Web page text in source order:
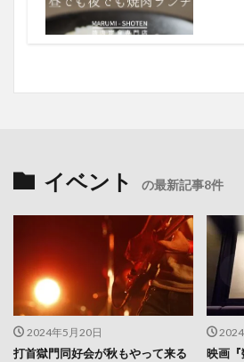
イベント の最新記事8件
2024年5月20日
打首獄門同好会が秋もやって来る
映画『